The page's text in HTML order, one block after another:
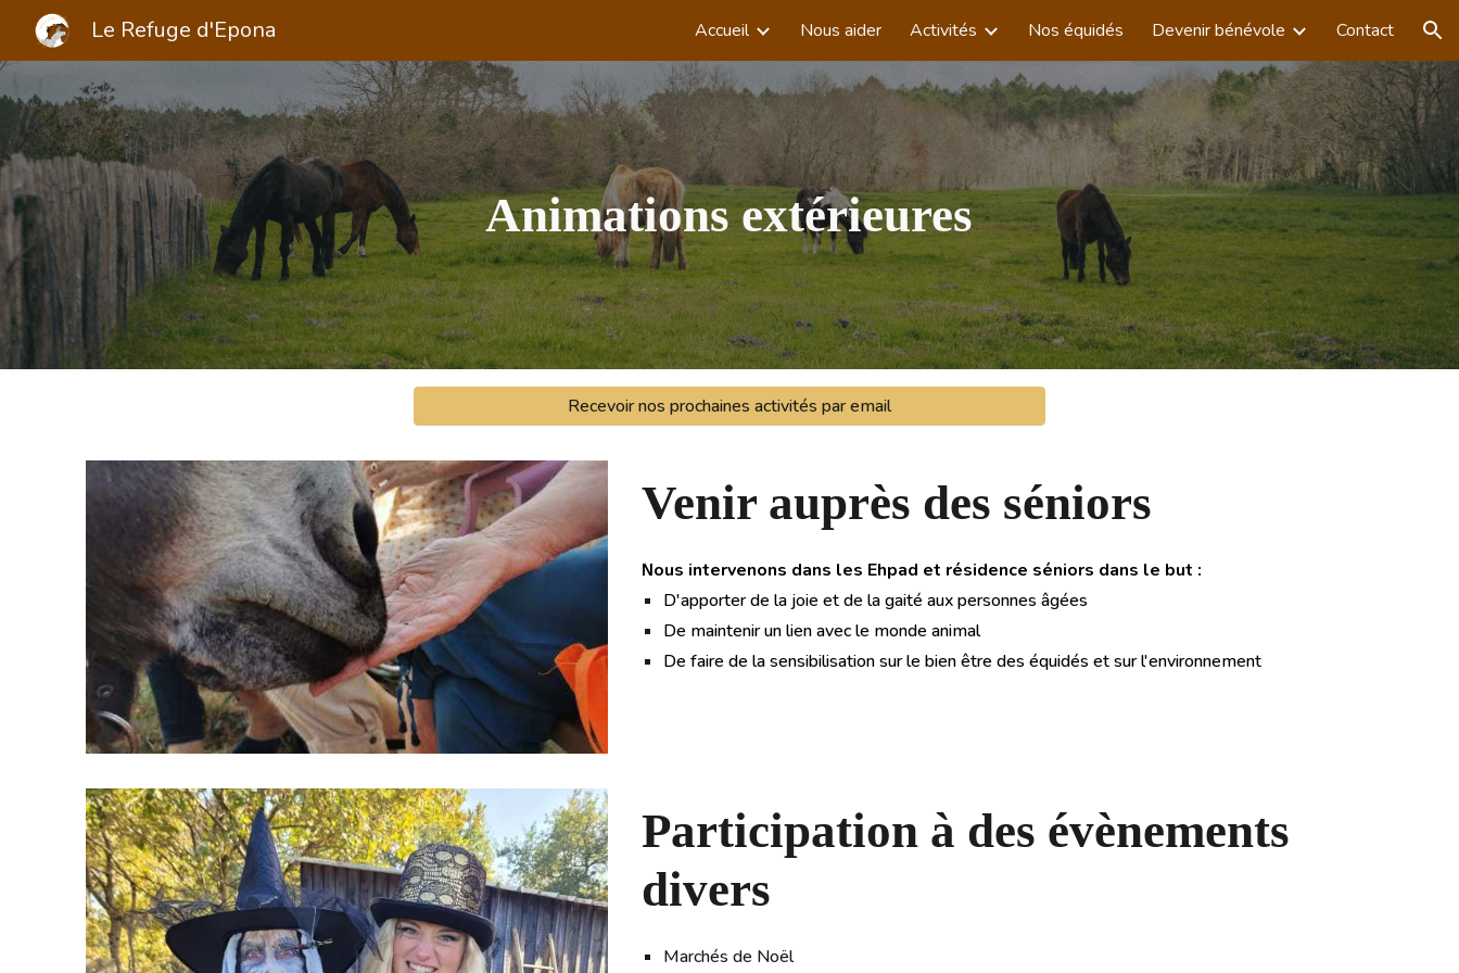
Skip to navigation
Le Refuge d'Epona Accueil Nous aider Activités Nos équidés Devenir bénévole Contact
Animations extérieures
Recevoir nos prochaines activités par email
Venir auprès des séniors
N ous intervenons dans les Ehpad et résidence séniors dans le but :
D'apporter de la joie et de la gaité aux personnes âgées
De maintenir un lien avec le monde animal
De faire de la sensibilisation sur le bien être des équidés et sur l'environnement
Participation à des évènements
divers
Marchés de Noël